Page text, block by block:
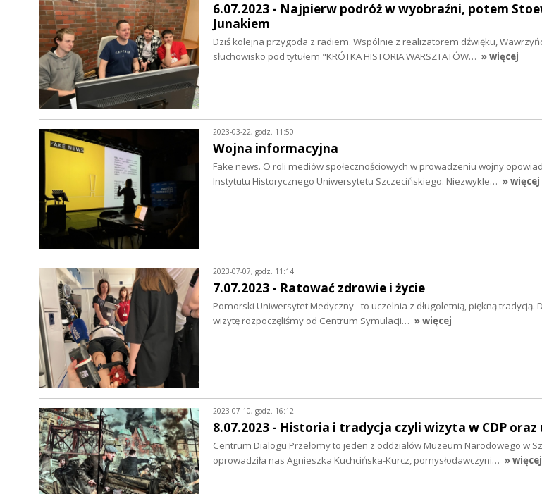
6.07.2023 - Najpierw podróż w wyobraźni, potem
Junakiem
Dziś kolejna przygoda z radiem. Wspólnie z realizatorem dźwięku,
słuchowisko pod tytułem "KRÓTKA HISTORIA WARSZTATÓW… » więcej
2023-03-22, godz. 11:50
Wojna informacyjna
Fake news. O roli mediów społecznościowych w prowadzeniu wojny
Instytutu Historycznego Uniwersytetu Szczecińskiego. Niezwykle… » więcej
2023-07-07, godz. 11:14
7.07.2023 - Ratować zdrowie i życie
Pomorski Uniwersytet Medyczny - to uczelnia z długoletnią, piękną tradycją.
wizytę rozpoczęliśmy od Centrum Symulacji… » więcej
2023-07-10, godz. 16:12
8.07.2023 - Historia i tradycja czyli wizyta w CDP oraz
Centrum Dialogu Przełomy to jeden z oddziałów Muzeum Narodowego w
oprowadziła nas Agnieszka Kuchcińska-Kurcz, pomysłodawczyni… » więcej